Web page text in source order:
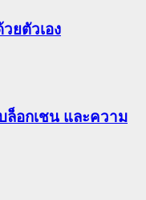
ยตัวเอง
ล็อกเชน และความ